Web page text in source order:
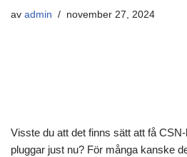
av admin november 27, 2024
Visste du att det finns sätt att få
pluggar just nu? För många kanske